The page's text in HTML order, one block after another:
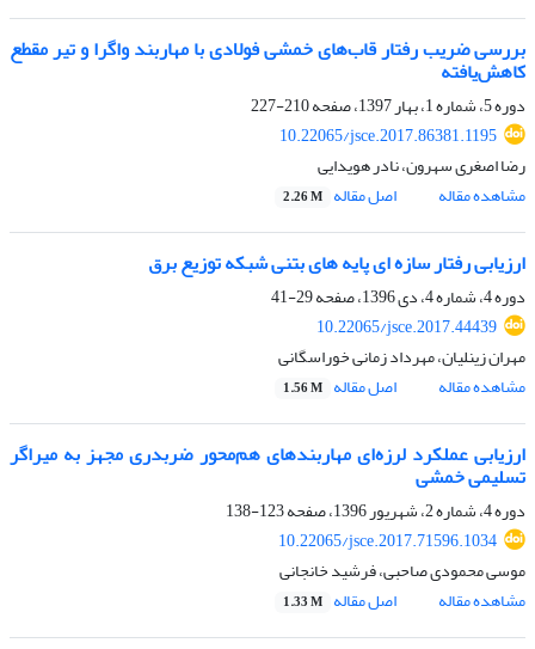
بررسی ضریب رفتار قاب‌های خمشی فولادی با مهاربند واگرا و تیر مقطع
کاهش‌یافته
دوره 5، شماره 1، بهار 1397، صفحه
210-227
10.22065/jsce.2017.86381.1195
رضا اصغری سهرون، نادر هویدایی
مشاهده مقاله
اصل مقاله 2.26 M
ارزیابی رفتار سازه ای پایه های بتنی شبکه توزیع برق
دوره 4، شماره 4، دی 1396، صفحه
29-41
10.22065/jsce.2017.44439
مهران زینلیان، مهرداد زمانی خوراسگانی
مشاهده مقاله
اصل مقاله 1.56 M
ارزیابی عملکرد لرزه‌ای مهاربندهای هم‌محور ضربدری مجهز به میراگر
تسلیمی خمشی
دوره 4، شماره 2، شهریور 1396، صفحه
123-138
10.22065/jsce.2017.71596.1034
موسی محمودی صاحبی، فرشید خانجانی
مشاهده مقاله
اصل مقاله 1.33 M